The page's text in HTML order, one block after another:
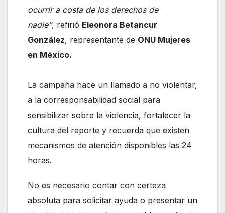
ocurrir a costa de los derechos de
nadie”, refirió Eleonora Betancur
González, representante de ONU Mujeres
en México.
La campaña hace un llamado a no violentar,
a la corresponsabilidad social para
sensibilizar sobre la violencia, fortalecer la
cultura del reporte y recuerda que existen
mecanismos de atención disponibles las 24
horas.
No es necesario contar con certeza
absoluta para solicitar ayuda o presentar un